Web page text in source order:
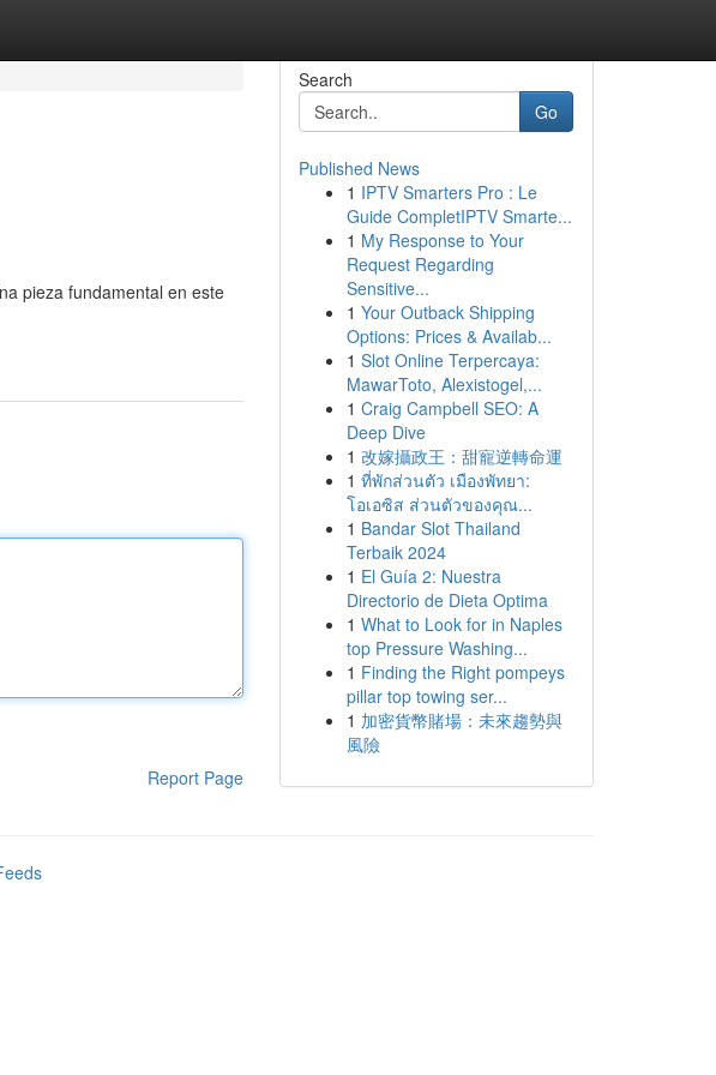
pieza fundamental en este
Report Page
Search
Go
Published News
1 IPTV Smarters Pro : Le
Guide CompletIPTV Smarte...
1 My Response to Your
Request Regarding
Sensitive...
1 Your Outback Shipping
Options: Prices & Availab...
1 Slot Online Terpercaya:
MawarToto, Alexistogel,...
1 Craig Campbell SEO: A
Deep Dive
1 改嫁攝政王：甜寵逆轉命運
1 ที่พักส่วนตัว เมืองพัทยา:
โอเอซิส ส่วนตัวของคุณ...
1 Bandar Slot Thailand
Terbaik 2024
1 El Guía 2: Nuestra
Directorio de Dieta Optima
1 What to Look for in Naples
top Pressure Washing...
1 Finding the Right pompeys
pillar top towing ser...
1 加密貨幣賭場：未來趨勢與
風險